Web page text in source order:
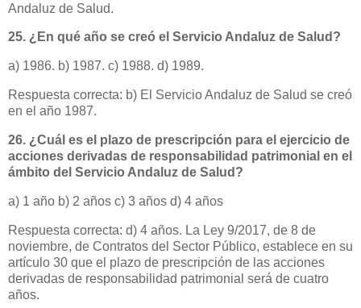
Andaluz de Salud.
25. ¿En qué año se creó el Servicio Andaluz de Salud?
a) 1986. b) 1987. c) 1988. d) 1989.
Respuesta correcta: b) El Servicio Andaluz de Salud se creó
en el año 1987.
26. ¿Cuál es el plazo de prescripción para el ejercicio de
acciones derivadas de responsabilidad patrimonial en el
ámbito del Servicio Andaluz de Salud?
a) 1 año b) 2 años c) 3 años d) 4 años
Respuesta correcta: d) 4 años. La Ley 9/2017, de 8 de
noviembre, de Contratos del Sector Público, establece en su
artículo 30 que el plazo de prescripción de las acciones
derivadas de responsabilidad patrimonial será de cuatro
años.